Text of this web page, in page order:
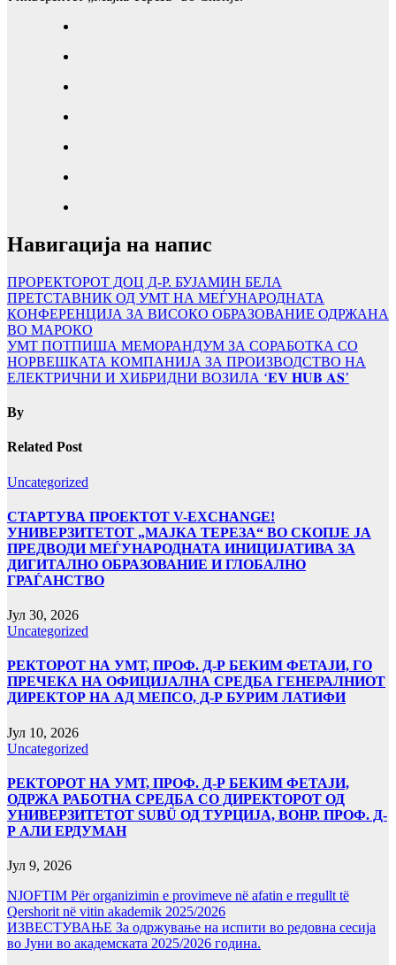
Навигација на напис
ПРОРЕКТОРОТ ДОЦ Д-Р. БУЈАМИН БЕЛА
ПРЕТСТАВНИК ОД УМТ НА МЕЃУНАРОДНАТА
КОНФЕРЕНЦИЈА ЗА ВИСОКО ОБРАЗОВАНИЕ ОДРЖАНА
ВО МАРОКО
УМТ ПОТПИША МЕМОРАНДУМ ЗА СОРАБОТКА СО
НОРВЕШКАТА КОМПАНИЈА ЗА ПРОИЗВОДСТВО НА
ЕЛЕКТРИЧНИ И ХИБРИДНИ ВОЗИЛА ‘𝐄𝐕 𝐇𝐔𝐁 𝐀𝐒’
By
Related Post
Uncategorized
СТАРТУВА ПРОЕКТОТ V-EXCHANGE!
УНИВЕРЗИТЕТОТ „МАЈКА ТЕРЕЗА“ ВО СКОПЈЕ ЈА
ПРЕДВОДИ МЕЃУНАРОДНАТА ИНИЦИЈАТИВА ЗА
ДИГИТАЛНО ОБРАЗОВАНИЕ И ГЛОБАЛНО
ГРАЃАНСТВО
Јул 30, 2026
Uncategorized
РЕКТОРОТ НА УМТ, ПРОФ. Д-Р БЕКИМ ФЕТАЈИ, ГО
ПРЕЧЕКА НА ОФИЦИЈАЛНА СРЕДБА ГЕНЕРАЛНИОТ
ДИРЕКТОР НА АД МЕПСО, Д-Р БУРИМ ЛАТИФИ
Јул 10, 2026
Uncategorized
РЕКТОРОТ НА УМТ, ПРОФ. Д-Р БЕКИМ ФЕТАЈИ,
ОДРЖА РАБОТНА СРЕДБА СО ДИРЕКТОРОТ ОД
УНИВЕРЗИТЕТОТ SUBÜ ОД ТУРЦИЈА, ВОНР. ПРОФ. Д-
Р АЛИ ЕРДУМАН
Јул 9, 2026
NJOFTIM Për organizimin e provimeve në afatin e rregullt të
Qershorit në vitin akademik 2025/2026
ИЗВЕСТУВАЊЕ За одржување на испити во редовна сесија
во Јуни во академската 2025/2026 година.